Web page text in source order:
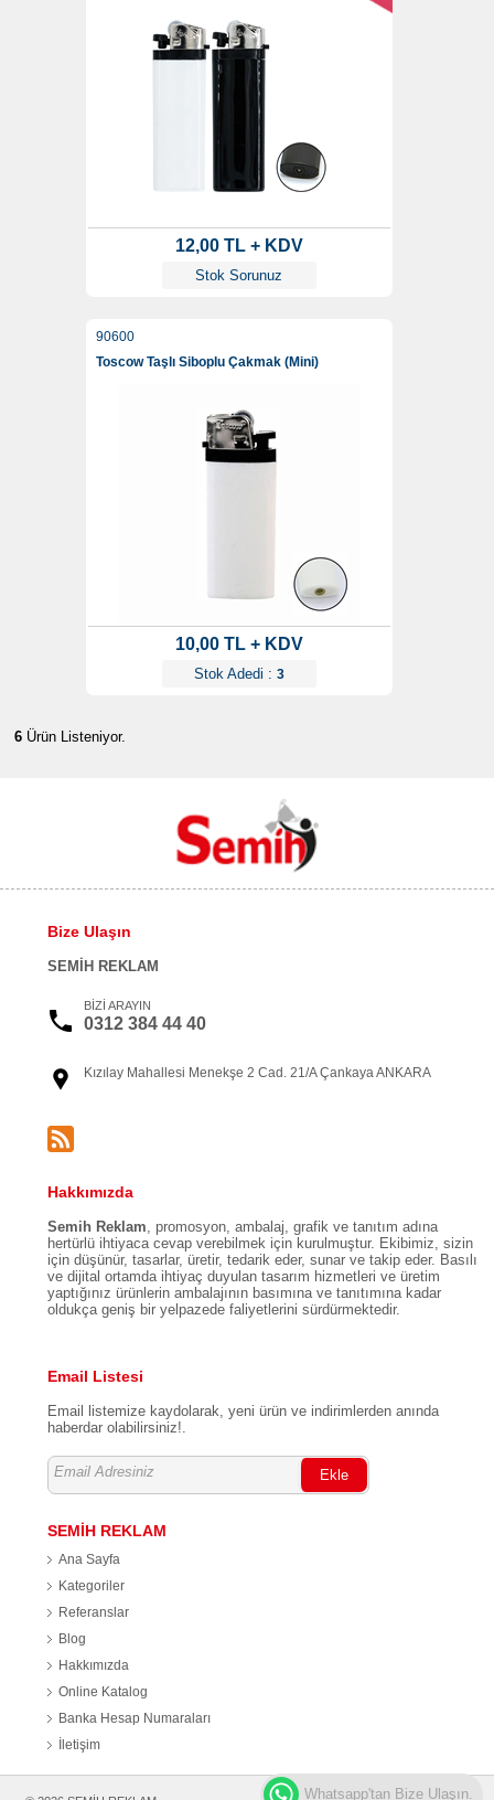
12,00 TL + KDV
Stok Sorunuz
90600
Toscow Taşlı Siboplu Çakmak (Mini)
10,00 TL + KDV
Stok Adedi : 3
6Ürün Listeniyor.
Bize Ulaşın
SEMİH REKLAM
BİZİ ARAYIN
0312 384 44 40
Kızılay Mahallesi Menekşe 2 Cad. 21/A Çankaya ANKARA
Hakkımızda
Semih Reklam , promosyon, ambalaj, grafik ve tanıtım adına
hertürlü ihtiyaca cevap verebilmek için kurulmuştur. Ekibimiz, sizin
için düşünür, tasarlar, üretir, tedarik eder, sunar ve takip eder. Basılı
ve dijital ortamda ihtiyaç duyulan tasarım hizmetleri ve üretim
yaptığınız ürünlerin ambalajının basımına ve tanıtımına kadar
oldukça geniş bir yelpazede faliyetlerini sürdürmektedir.
Email Listesi
Email listemize kaydolarak, yeni ürün ve indirimlerden anında
haberdar olabilirsiniz!.
Ekle
SEMİH REKLAM
Ana Sayfa
Kategoriler
Referanslar
Blog
Hakkımızda
Online Katalog
Banka Hesap Numaraları
İletişim
Whatsapp'tan Bize Ulaşın.